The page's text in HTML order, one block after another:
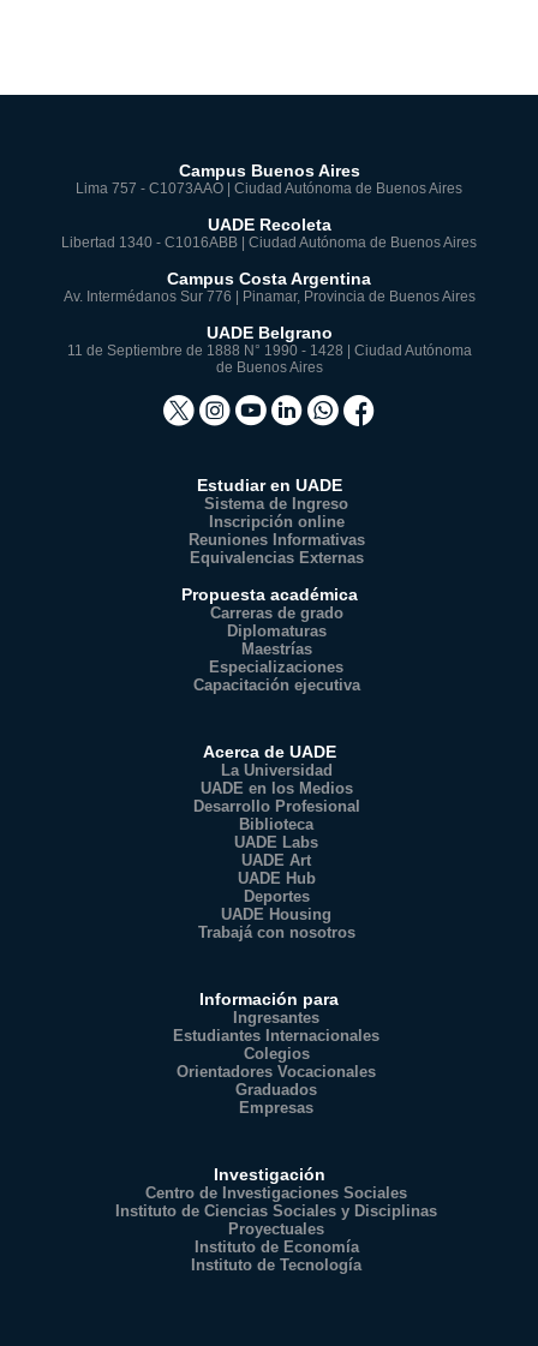
Campus Buenos Aires
Lima 757 - C1073AAO | Ciudad Autónoma de Buenos Aires
UADE Recoleta
Libertad 1340 - C1016ABB | Ciudad Autónoma de Buenos Aires
Campus Costa Argentina
Av. Intermédanos Sur 776 | Pinamar, Provincia de Buenos Aires
UADE Belgrano
11 de Septiembre de 1888 N° 1990 - 1428 | Ciudad Autónoma
de Buenos Aires
Estudiar en UADE
Sistema de Ingreso
Inscripción online
Reuniones Informativas
Equivalencias Externas
Propuesta académica
Carreras de grado
Diplomaturas
Maestrías
Especializaciones
Capacitación ejecutiva
Acerca de UADE
La Universidad
UADE en los Medios
Desarrollo Profesional
Biblioteca
UADE Labs
UADE Art
UADE Hub
Deportes
UADE Housing
Trabajá con nosotros
Información para
Ingresantes
Estudiantes Internacionales
Colegios
Orientadores Vocacionales
Graduados
Empresas
Investigación
Centro de Investigaciones Sociales
Instituto de Ciencias Sociales y Disciplinas
Proyectuales
Instituto de Economía
Instituto de Tecnología